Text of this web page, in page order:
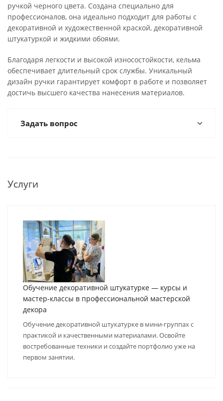
ручкой черного цвета. Создана специально для
профессионалов, она идеально подходит для работы с
декоративной и художественной краской, декоративной
штукатуркой и жидкими обоями.
Благодаря легкости и высокой износостойкости, кельма
обеспечивает длительный срок службы. Уникальный
дизайн ручки гарантирует комфорт в работе и позволяет
достичь высшего качества нанесения материалов.
Задать вопрос
Услуги
Обучение декоративной штукатурке — курсы и
мастер-классы в профессиональной мастерской
декора
Обучение декоративной штукатурке в мини-группах с
практикой и качественными материалами. Освойте
востребованные техники и создайте портфолио уже на
первом занятии.